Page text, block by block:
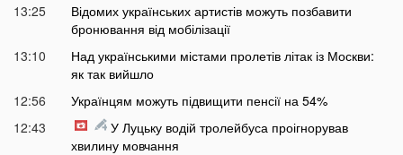
13:25
Відомих українських артистів можуть позбавити
бронювання від мобілізації
13:10
Над українськими містами пролетів літак із Москви:
як так вийшло
12:56
Українцям можуть підвищити пенсії на 54%
12:43
У Луцьку водій тролейбуса проігнорував
хвилину мовчання